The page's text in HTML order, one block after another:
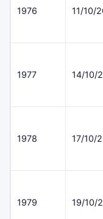
1976 11/10/
1977 14/10/
1978 17/10/
1979 19/10/